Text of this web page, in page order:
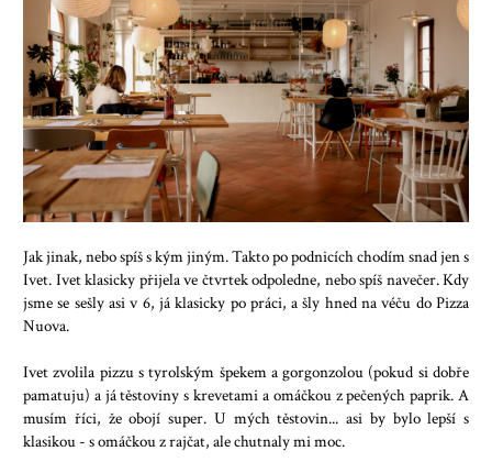
Jak jinak, nebo spíš s kým jiným. Takto po podnicích chodím snad jen s
Ivet. Ivet klasicky přijela ve čtvrtek odpoledne, nebo spíš navečer. Kdy
jsme se sešly asi v 6, já klasicky po práci, a šly hned na véču do Pizza
Nuova.
Ivet zvolila pizzu s tyrolským špekem a gorgonzolou (pokud si dobře
pamatuju) a já těstoviny s krevetami a omáčkou z pečených paprik. A
musím říci, že obojí super. U mých těstovin... asi by bylo lepší s
klasikou - s omáčkou z rajčat, ale chutnaly mi moc.